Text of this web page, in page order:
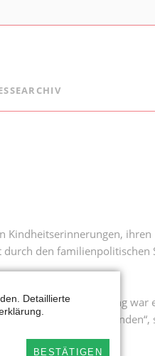
Kindheitserinnerungen,
den familienpolitischen
Mangelernährung war
im Mittelpunkt standen“,
Detaillierte
BESTÄTIGEN